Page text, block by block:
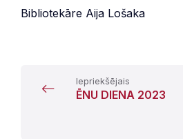
Bibliotekāre Aija Lošaka
Iepriekšējais
ĒNU DIENA 2023